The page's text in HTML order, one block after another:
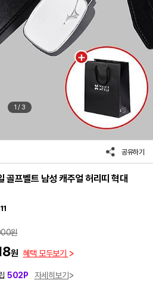
1 / 3
공유하기
골프벨트 남성 캐주얼 허리띠 혁대
원
원 혜택 모두보기
502P
자세히보기